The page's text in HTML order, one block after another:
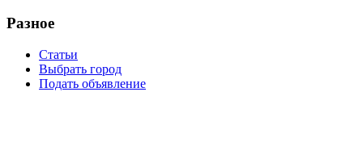
Разное
Статьи
Выбрать город
Подать объявление